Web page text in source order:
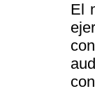
El